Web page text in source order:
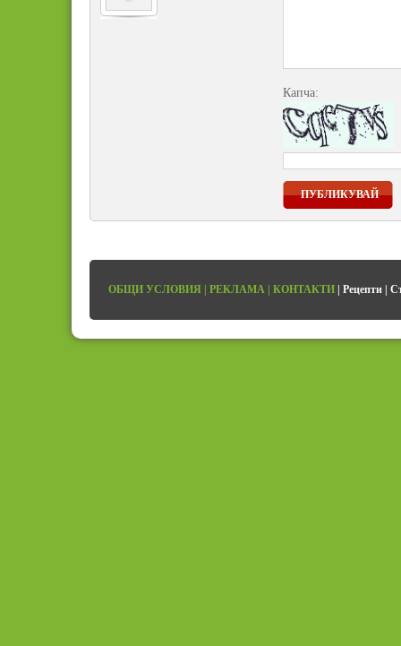
Капча:
ПУБЛИКУВАЙ
ОБЩИ УСЛОВИЯ | РЕКЛАМА | КОНТАКТИ | Рецепти |